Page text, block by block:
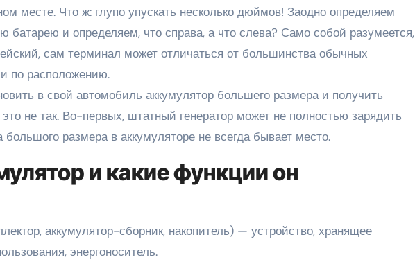
месте. Что ж: глупо упускать несколько дюймов! Заодно определяем
батарею и определяем, что справа, а что слева? Само собой разумеется,
сам терминал может отличаться от большинства обычных
по расположению.
в свой автомобиль аккумулятор большего размера и получить
не так. Во-первых, штатный генератор может не полностью зарядить
размера в аккумуляторе не всегда бывает место.
и какие функции он
аккумулятор-сборник, накопитель) — устройство, хранящее
энергоноситель.